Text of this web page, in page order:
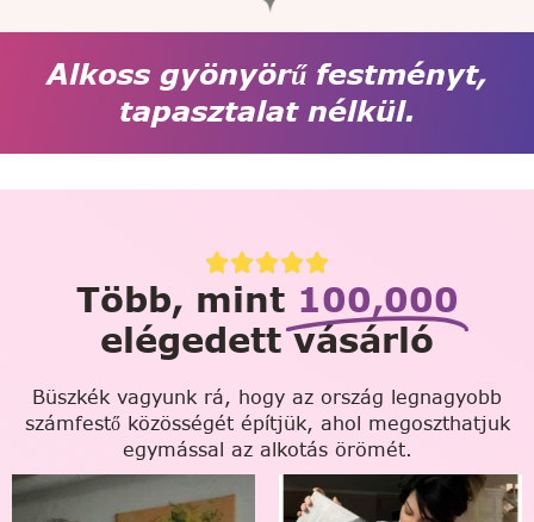
Alkoss gyönyörű festményt,
tapasztalat nélkül.
Több, mint 100,000
elégedett vásárló
Büszkék vagyunk rá, hogy az ország legnagyobb
számfestő közösségét építjük, ahol megoszthatjuk
egymással az alkotás örömét.